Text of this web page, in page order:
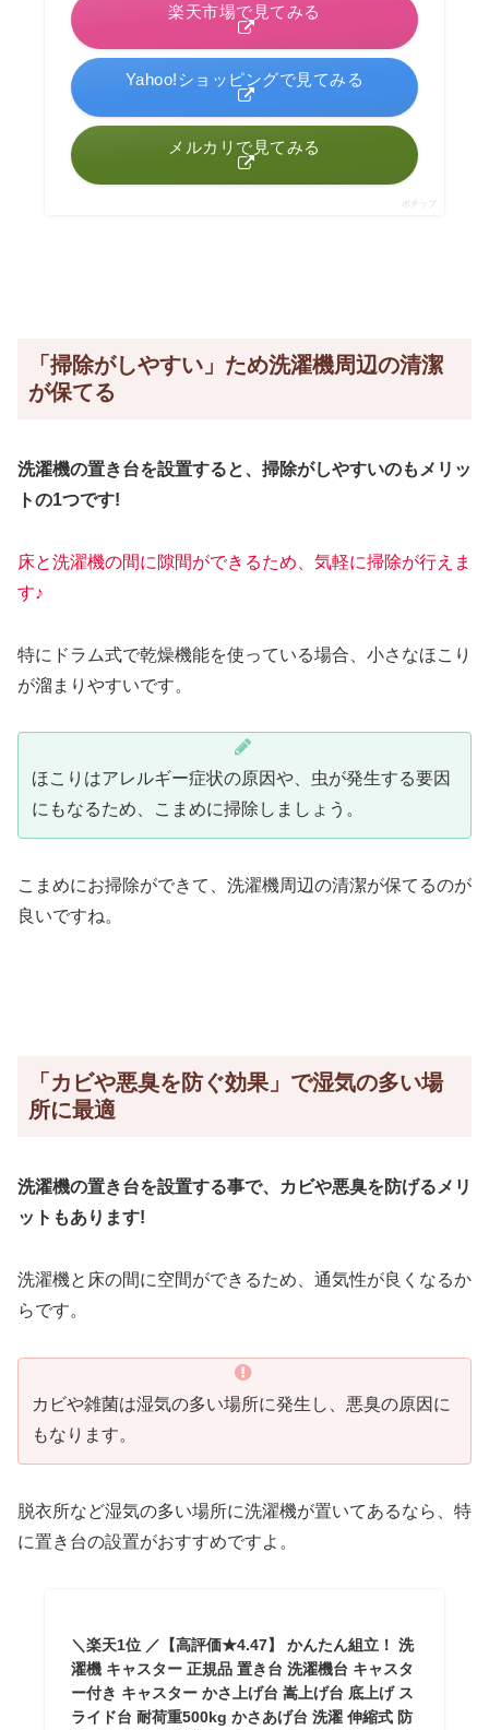
楽天市場で見てみる
Yahoo!ショッピングで見てみる
メルカリで見てみる
ポチップ
「掃除がしやすい」ため洗濯機周辺の清潔
が保てる
洗濯機の置き台を設置すると、掃除がしやすいのもメリッ
トの1つです!
床と洗濯機の間に隙間ができるため、気軽に掃除が行えま
す♪
特にドラム式で乾燥機能を使っている場合、小さなほこり
が溜まりやすいです。
ほこりはアレルギー症状の原因や、虫が発生する要因
にもなるため、こまめに掃除しましょう。
こまめにお掃除ができて、洗濯機周辺の清潔が保てるのが
良いですね。
「カビや悪臭を防ぐ効果」で湿気の多い場
所に最適
洗濯機の置き台を設置する事で、カビや悪臭を防げるメリ
ットもあります!
洗濯機と床の間に空間ができるため、通気性が良くなるか
らです。
カビや雑菌は湿気の多い場所に発生し、悪臭の原因に
もなります。
脱衣所など湿気の多い場所に洗濯機が置いてあるなら、特
に置き台の設置がおすすめですよ。
＼楽天1位 ／【高評価★4.47】 かんたん組立！ 洗
濯機 キャスター 正規品 置き台 洗濯機台 キャスタ
ー付き キャスター かさ上げ台 嵩上げ台 底上げ ス
ライド台 耐荷重500kg かさあげ台 洗濯 伸縮式 防